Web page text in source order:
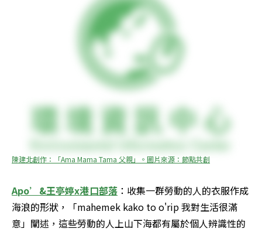
陳建北創作：「Ama Mama Tama 父親」。圖片來源：節點共創
Apo’&王亭婷x港口部落 ：收集一群勞動的人的衣服作成
海浪的形狀，「mahemek kako to o'rip 我對生活很滿
意」闡述，這些勞動的人上山下海都有屬於個人辨識性的